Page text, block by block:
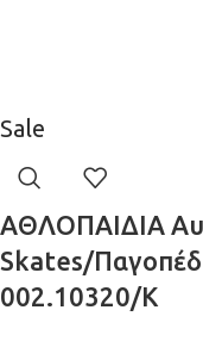
Sale
ΑΘΛΟΠΑΙΔΙΑ
Skates/
002.10320/K